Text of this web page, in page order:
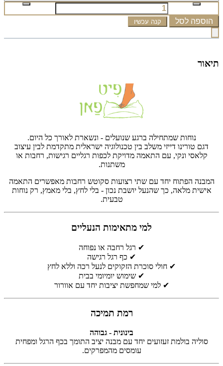
הוספה לסל קנה עכשיו
תיאור
נוחות שמתחילה ברגע שנועלים - ונשארת לאורך כל היום.
דגם טורינו דייזי משלב בין טכנולוגיה ישראלית מתקדמת לבין עיצוב
קלאסי ונקי, עם התאמה מדויקת לכפות רגליים רגישות, רחבות או
משתנות.
המבנה הפתוח יחד עם שתי רצועות סקוטש רחבות מאפשרים התאמה
אישית מלאה, כך שהנעל יושבת נכון - בלי לחץ, בלי מאמץ, רק נוחות
טבעית.
למי מתאימות הנעליים
✔ רגל רחבה או נפוחה
✔ כף רגל רגישה
✔ חולי סוכרת הזקוקים לנעל רכה וללא לחץ
✔ שימוש יומיומי בבית
✔ למי שמחפשת יציבות יחד עם אוורור
רמת תמיכה
בינונית - גבוהה
סוליה בולמת זעזועים יחד עם מבנה יציב התומך בכף הרגל ומפחית
עומסים מהמפרקים.